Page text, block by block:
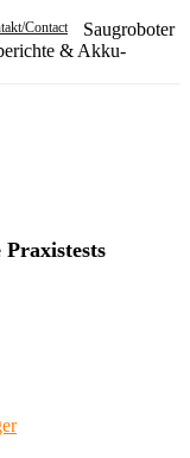
Contact
Saugroboter
& Akku-
Praxistests